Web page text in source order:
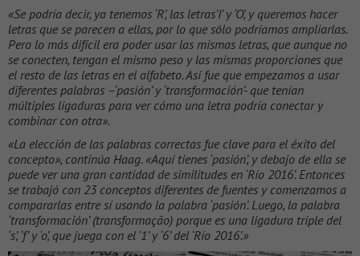
«Se podría decir, ya tenemos ‘R’, las letras’I’ y ‘O’, y queremos hacer
letras que se parecen a ellas, por lo que sólo podríamos ampliarlas.
Pero lo más difícil era poder usar las mismas letras, que aunque no
se conecten, tengan el mismo peso y las mismas proporciones que
el resto de las letras en el alfabeto. Así fue que empezamos a usar
diferentes palabras –‘pasión’ y ‘transformación’- que tenían
múltiples ligaduras para ver cómo una letra podría conectar y
combinar con otra».
«La elección de las palabras correctas fue clave para el éxito del
concepto», continúa Haag. «Aquí tienes ‘pasión’, y debajo de ella se
puede ver una gran cantidad de similitudes en ‘Río 2016’. Entonces
se trabajó con 23 conceptos diferentes de fuentes y comenzamos a
compararlas entre sí usando la palabra ‘pasión’. Luego, la palabra
‘transformación’ (transformação) porque es una ligadura triple del
‘s’, ‘f’ y ‘o’, que juega con el ‘1’ y ‘6’ del ‘Río 2016’.»